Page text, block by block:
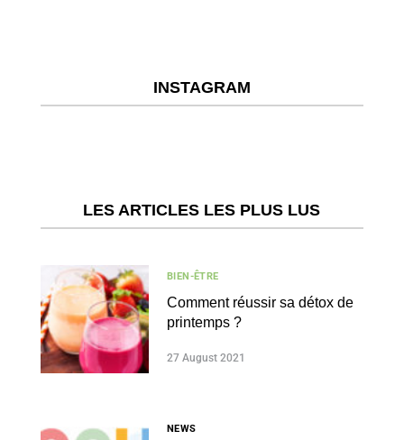
INSTAGRAM
LES ARTICLES LES PLUS LUS
BIEN-ÊTRE
Comment réussir sa détox de
printemps ?
27 August 2021
NEWS